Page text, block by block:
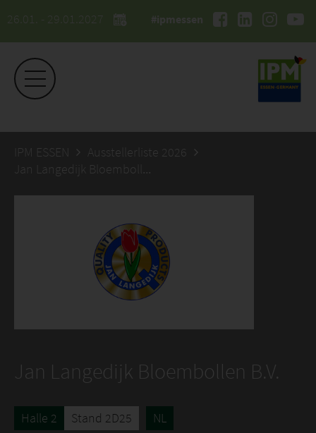
26.01. - 29.01.2027 #ipmessen
IPM ESSEN
Ausstellerliste 2026
Jan Langedijk Bloembollen B.V.
Jan Langedijk Bloembollen B.V.
Halle 2 Stand 2D25 NL